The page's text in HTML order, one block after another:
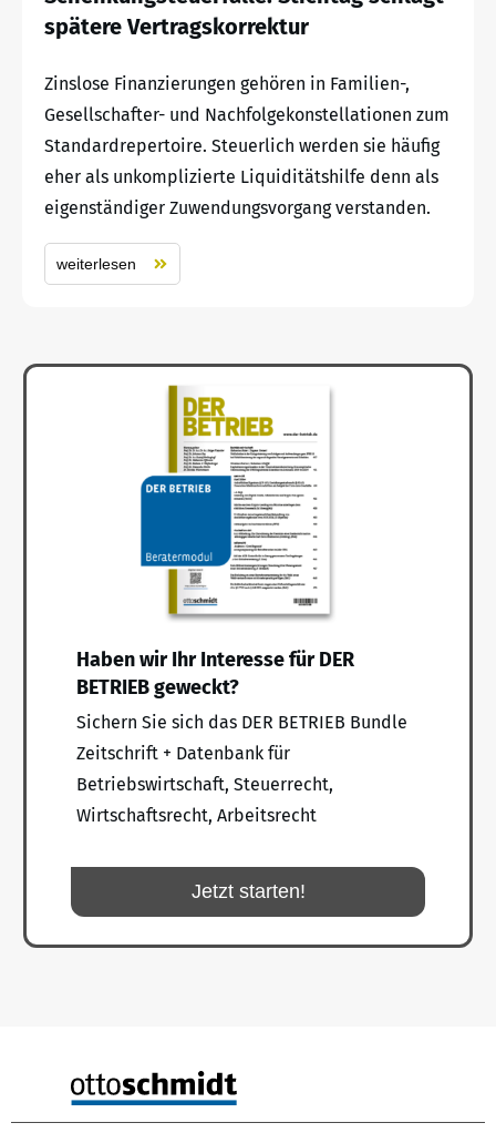
spätere Vertragskorrektur
Zinslose Finanzierungen gehören in Familien-,
Gesellschafter- und Nachfolgekonstellationen zum
Standardrepertoire. Steuerlich werden sie häufig
eher als unkomplizierte Liquiditätshilfe denn als
eigenständiger Zuwendungsvorgang verstanden.
weiterlesen
Haben wir Ihr Interesse für DER
BETRIEB geweckt?
Sichern Sie sich das DER BETRIEB Bundle
Zeitschrift + Datenbank für
Betriebswirtschaft, Steuerrecht,
Wirtschaftsrecht, Arbeitsrecht
Jetzt starten!